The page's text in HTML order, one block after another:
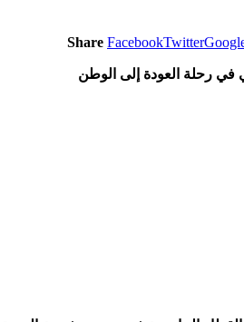
Share FacebookTwitter
في رحلة العودة إلى الوطن